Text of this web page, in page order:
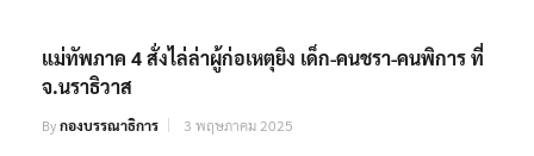
แม่ทัพภาค 4 สั่งไล่ล่าผู้ก่อเหตุยิง เด็ก-คนชรา-คนพิการ ที่
จ.นราธิวาส
Byกองบรรณาธิการ 3 พฤษภาคม 2025